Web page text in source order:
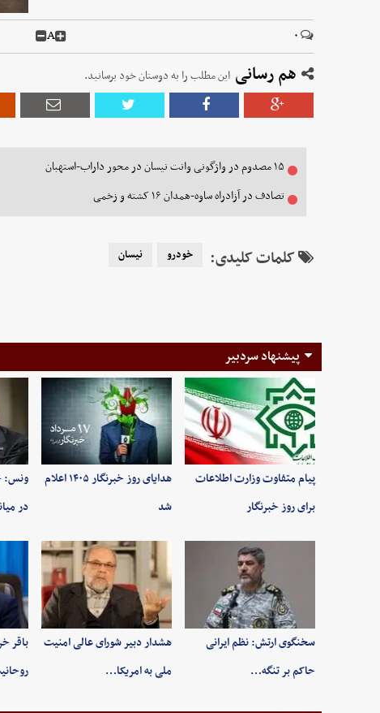
۰ A
هم رسانی این مطلب را به دوستان خود برسانید.
۱۵ مصدوم در واژگونی وانت نیسان در محور داراب-استهبان
تصادف در آزادراه ساوه-همدان ۱۶ کشته و زخمی
کلمات کلیدی: خودرو نیسان
پیشنهاد سردبیر
پیام متفاوت وزارت اطلاعات
برای روز خبرنگار
هدایای روز خبرنگار ۱۴۰۵ اعلام
شد
ونس:
در
سخنگوی ارتش: نظم ایرانی
حاکم بر تنگه…
هشدار دبیر شورای عالی امنیت
ملی به امریکا…
باقر